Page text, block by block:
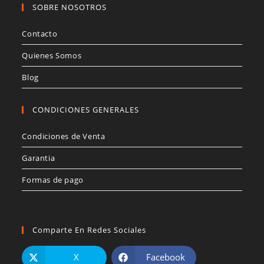
SOBRE NOSOTROS
Contacto
Quienes Somos
Blog
CONDICIONES GENERALES
Condiciones de Venta
Garantia
Formas de pago
Comparte En Redes Sociales
X Facebook